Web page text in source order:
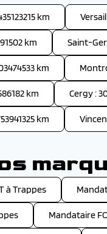
km
km Saint-
km
km Cergy :
km
à Trappes
Mandataire